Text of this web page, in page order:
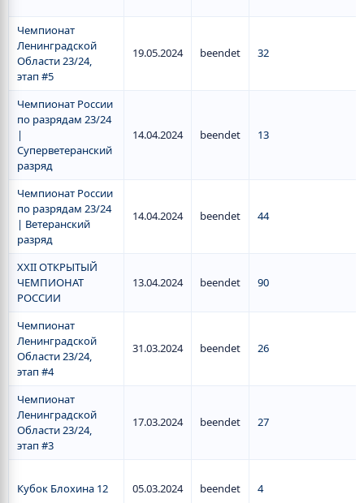
Чемпионат
Ленинградской
Области 23/24,
этап #5
19.05.2024 beendet 32
Чемпионат России
по разрядам 23/24
|
Суперветеранский
разряд
14.04.2024 beendet 13
Чемпионат России
по разрядам 23/24
| Ветеранский
разряд
14.04.2024 beendet 44
XXII ОТКРЫТЫЙ
ЧЕМПИОНАТ
РОССИИ
13.04.2024 beendet 90
Чемпионат
Ленинградской
Области 23/24,
этап #4
31.03.2024 beendet 26
Чемпионат
Ленинградской
Области 23/24,
этап #3
17.03.2024 beendet 27
Кубок Блохина 12 05.03.2024 beendet 4